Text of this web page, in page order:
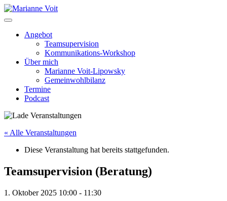
Skip
to
Angebot
Teamsupervision
Kommunikations-Workshop
Über mich
Marianne Voit-Lipowsky
Gemeinwohlbilanz
Termine
Podcast
« Alle Veranstaltungen
Diese Veranstaltung hat bereits stattgefunden.
Teamsupervision (Beratung)
1. Oktober 2025 10:00 - 11:30